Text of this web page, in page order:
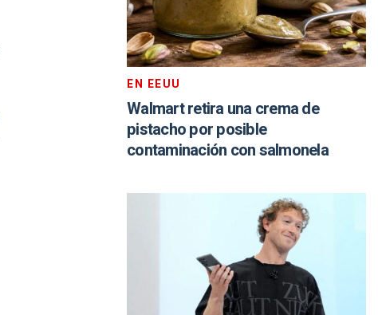
EN EEUU
Walmart retira una crema de
pistacho por posible
contaminación con salmonela